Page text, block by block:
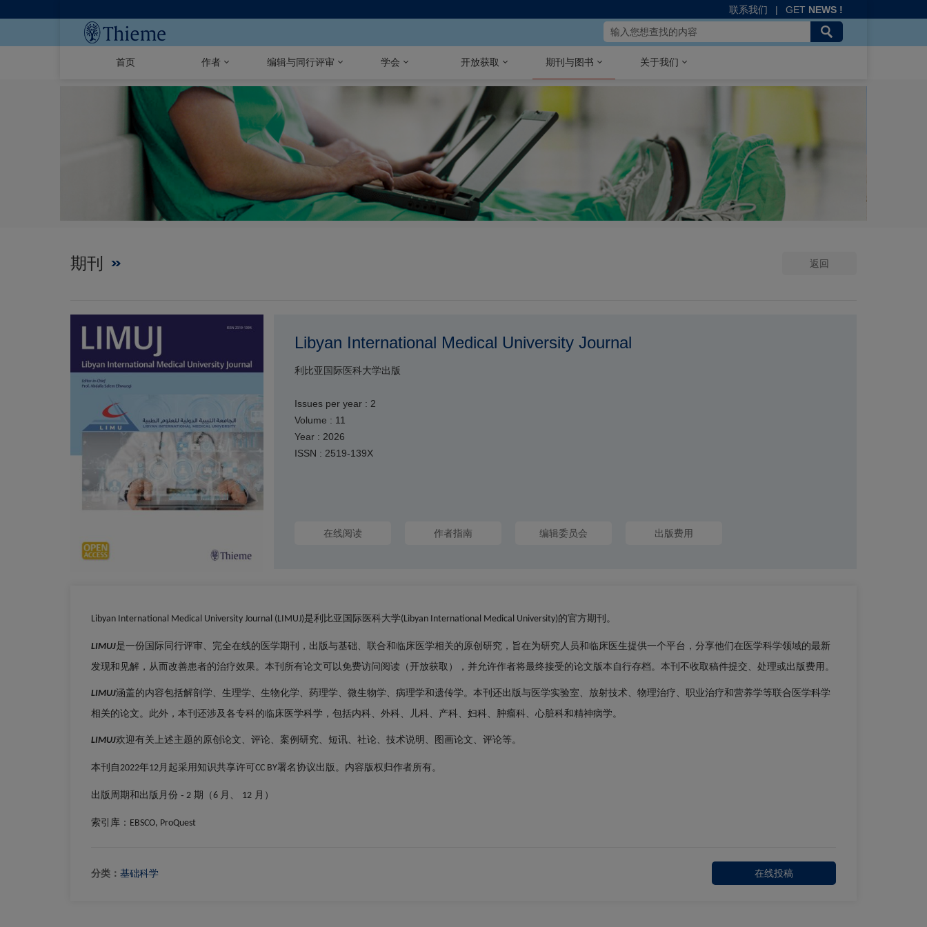
联系我们 | GET NEWS !
首页 作者 编辑与同行评审 学会 开放获取 期刊与图书 关于我们
期刊 返回
Libyan International Medical University Journal
利比亚国际医科大学出版
Issues per year : 2
Volume : 11
Year : 2026
ISSN : 2519-139X
在线阅读 作者指南 编辑委员会 出版费用
Libyan International Medical University Journal (LIMUJ)是利比亚国际医科大学(Libyan International Medical University)的官方期刊。
LIMUJ是一份国际同行评审、完全在线的医学期刊，出版与基础、联合和临床医学相关的原创研究，旨在为研究人员和临床医生提供一个平台，分享他们在医学科学领域的最新
发现和见解，从而改善患者的治疗效果。本刊所有论文可以免费访问阅读（开放获取），并允许作者将最终接受的论文版本自行存档。本刊不收取稿件提交、处理或出版费用。
LIMUJ涵盖的内容包括解剖学、生理学、生物化学、药理学、微生物学、病理学和遗传学。本刊还出版与医学实验室、放射技术、物理治疗、职业治疗和营养学等联合医学科学
相关的论文。此外，本刊还涉及各专科的临床医学科学，包括内科、外科、儿科、产科、妇科、肿瘤科、心脏科和精神病学。
LIMUJ欢迎有关上述主题的原创论文、评论、案例研究、短讯、社论、技术说明、图画论文、评论等。
本刊自2022年12 月起采用知识共享许可CC BY署名协议出版。内容版权归作者所有。
出版周期和出版月份 - 2 期（6 月、 12 月）
索引库： EBSCO, ProQuest
分类： 基础科学 在线投稿